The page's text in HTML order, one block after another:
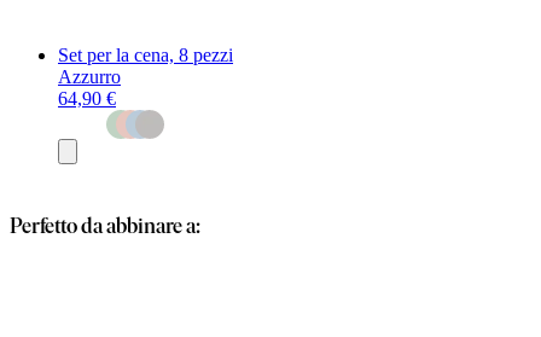
Set per la cena, 8 pezzi
Azzurro
64,90 €
al
Perfetto da abbinare a: